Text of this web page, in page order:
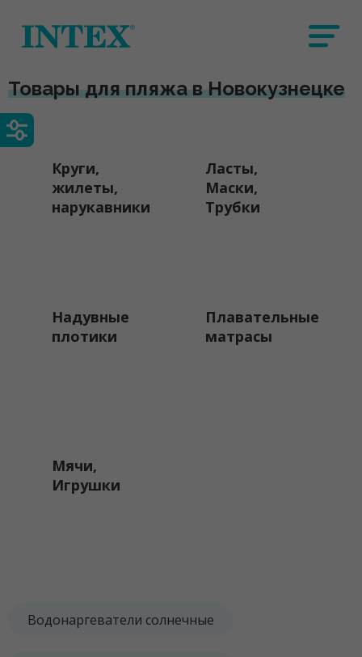
Товары для пляжа в Новокузнецке
Круги,
жилеты,
нарукавники
Ласты,
Маски,
Трубки
Надувные
плотики
Плавательные
матрасы
Мячи,
Игрушки
Водонаргеватели солнечные